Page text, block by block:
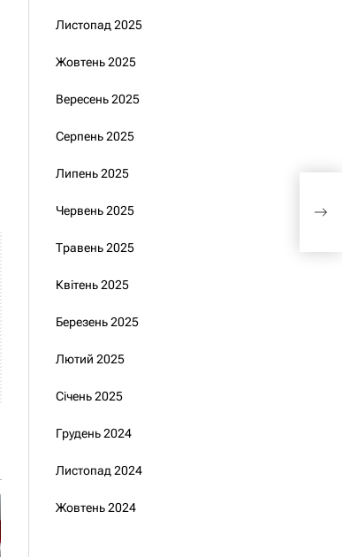
Листопад 2025
Жовтень 2025
Вересень 2025
Серпень 2025
Липень 2025
Червень 2025
Травень 2025
Квітень 2025
Березень 2025
Лютий 2025
Січень 2025
Грудень 2024
Листопад 2024
Жовтень 2024